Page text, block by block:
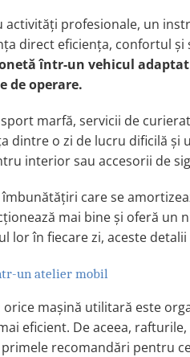
profesionale, un
direct eficienţa, confortul
într-un vehicul
de operare.
marfă, servicii de
dintre o zi de lucru dificilă şi
interior sau accesorii de
care se
mai bine şi oferă un
lor în fiecare zi, aceste
un atelier mobil
maşină utilitară este
eficient. De aceea,
recomandări pentru